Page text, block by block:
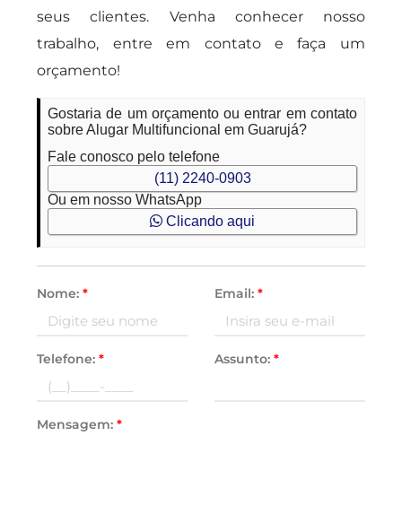
seus clientes. Venha conhecer nosso
trabalho, entre em contato e faça um
orçamento!
Gostaria de um orçamento ou entrar em contato
sobre Alugar Multifuncional em Guarujá?
Fale conosco pelo telefone
(11) 2240-0903
Ou em nosso WhatsApp
Clicando aqui
Nome:* Email: *
Telefone:* Assunto: *
Mensagem:*